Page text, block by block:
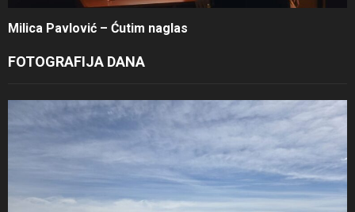
Milica Pavlović – Ćutim naglas
FOTOGRAFIJA DANA